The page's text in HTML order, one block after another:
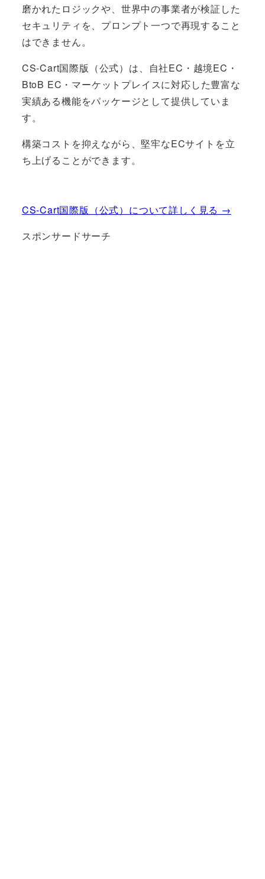
磨かれたロジックや、世界中の事業者が検証した
セキュリティを、プロンプト一つで再現すること
はできません。
CS-Cart国際版（公式）は、自社EC・越境EC・
BtoB EC・マーケットプレイスに対応した豊富な
実績ある機能をパッケージとして提供していま
す。
構築コストを抑えながら、堅牢なECサイトを立
ち上げることができます。
CS-Cart国際版（公式）について詳しく見る →
スポンサードサーチ